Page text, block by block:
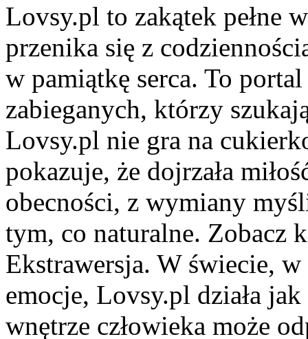
Lovsy.pl to zakątek pełne
przenika się z
w pamiątkę serca. To
zabieganych, którzy
Lovsy.pl nie gra na
pokazuje, że dojrzała
obecności, z wymiany
tym, co naturalne. Zobacz
Ekstrawersja. W świecie,
emocje, Lovsy.pl działa
wnętrze człowieka może